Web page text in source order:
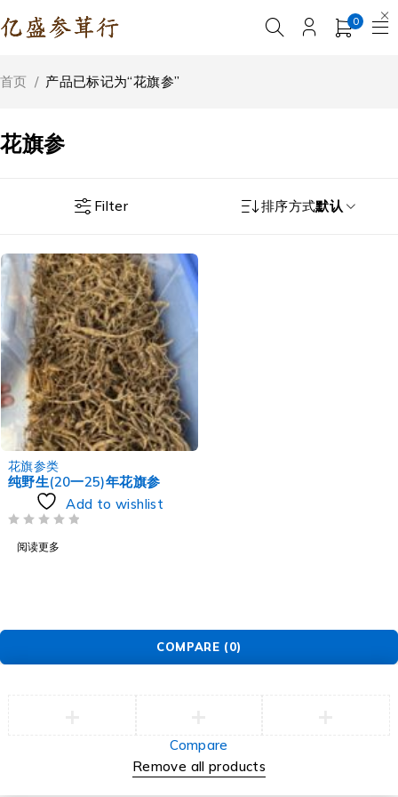
0
花旗参
首页 / 产品已标记为“花旗参”
Filter 排序方式默认
花旗参类
纯野生(20一25)年花旗参
Add to wishlist
阅读更多
COMPARE (0)
Compare
Remove all products